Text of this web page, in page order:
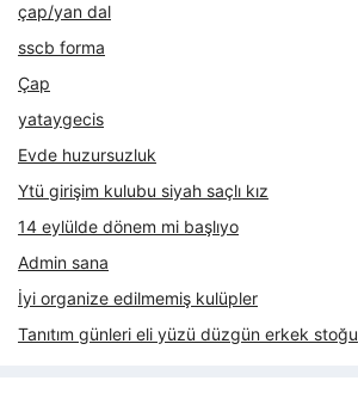
çap/yan dal
sscb forma
Çap
yataygecis
Evde huzursuzluk
Ytü girişim kulubu siyah saçlı kız
14 eylülde dönem mi başlıyo
Admin sana
İyi organize edilmemiş kulüpler
Tanıtım günleri eli yüzü düzgün erkek stoğu